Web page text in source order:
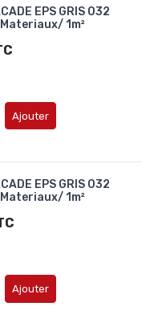
EPS GRIS 032
1m²
Ajouter
EPS GRIS 032
1m²
Ajouter